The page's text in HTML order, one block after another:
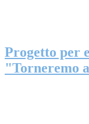
Progetto per
"Torneremo